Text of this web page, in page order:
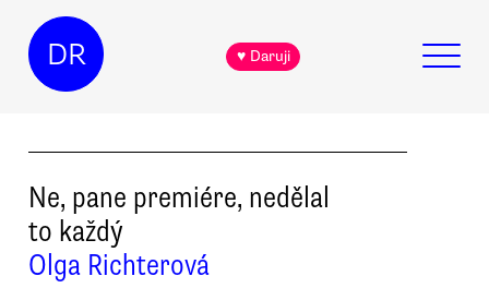
DR ♥ Daruji
Ne, pane premiére, nedělal
to každý
Olga Richterová